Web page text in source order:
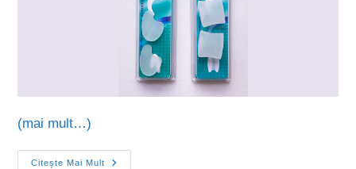
(mai mult…)
Citește Mai Mult